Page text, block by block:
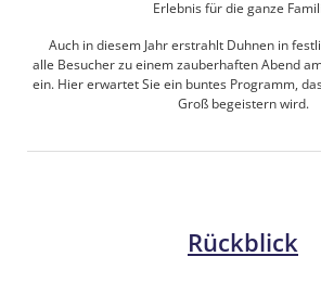
Erlebnis für die ganze
Auch in diesem Jahr erstrahlt Duhnen in
alle Besucher zu einem zauberhaften Abend
ein. Hier erwartet Sie ein buntes Programm,
Groß begeistern wird.
Rückblick